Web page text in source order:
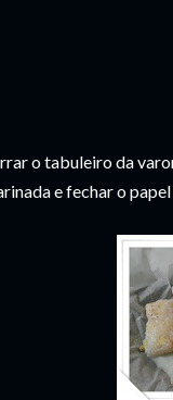
o tabuleiro da
e fechar o